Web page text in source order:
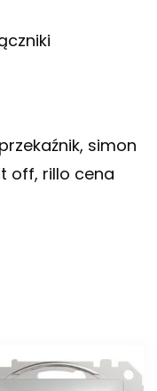
simon
off, rillo cena